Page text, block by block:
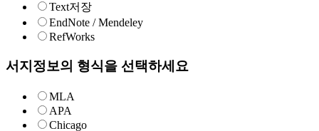
Text저장
EndNote / Mendeley
RefWorks
서지정보의 형식을 선택하세요
MLA
APA
Chicago